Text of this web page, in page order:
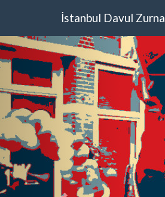
İstanbul Davul Zurna